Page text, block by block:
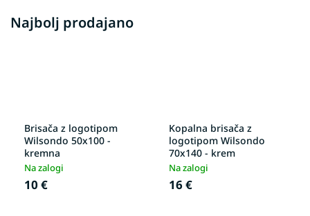
Najbolj prodajano
Brisača z logotipom
Wilsondo 50x100 -
kremna
Na zalogi
10 €
Kopalna brisača z
logotipom Wilsondo
70x140 - krem
Na zalogi
16 €